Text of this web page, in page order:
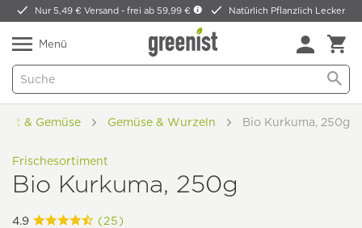
Nur 5,49 € Versand -frei ab 59,99 € Natürlich Pflanzlich Lecker
Menü
& Gemüse Gemüse & Wurzeln Bio Kurkuma, 250g
Frischesortiment
Bio Kurkuma, 250g
4.9 (25)